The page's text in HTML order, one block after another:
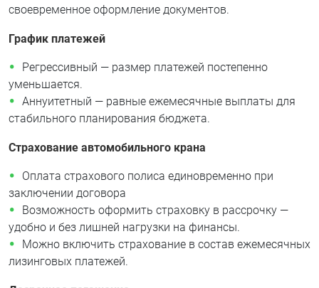
своевременное оформление документов.
График платежей
Регрессивный — размер платежей постепенно
уменьшается.
Аннуитетный — равные ежемесячные выплаты для
стабильного планирования бюджета.
Страхование автомобильного крана
Оплата страхового полиса единовременно при
заключении договора
Возможность оформить страховку в рассрочку —
удобно и без лишней нагрузки на финансы.
Можно включить страхование в состав ежемесячных
лизинговых платежей.